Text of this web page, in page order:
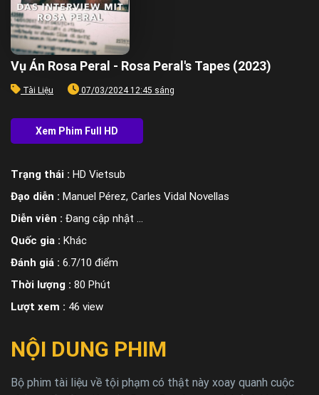
Vụ Án Rosa Peral - Rosa Peral's Tapes (2023)
Tài Liệu 07/03/2024 12:45 sáng
Trạng thái : HD Vietsub
Đạo diễn : Manuel Pérez, Carles Vidal Novellas
Diễn viên : Đang cập nhật ...
Quốc gia : Khác
Đánh giá : 6.7/10 điểm
Thời lượng : 80 Phút
Lượt xem : 46 view
NỘI DUNG PHIM
Bộ phim tài liệu về tội phạm có thật này xoay quanh cuộc